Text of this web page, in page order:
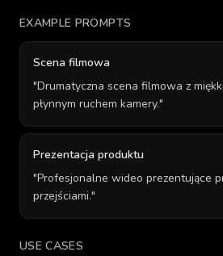
EXAMPLE PROMPTS
Scena filmowa
"Drumatyczna scena filmowa z
płynnym ruchem kamery."
Prezentacja produktu
"Profesjonalne wideo prezentujące
przejściami."
USE CASES